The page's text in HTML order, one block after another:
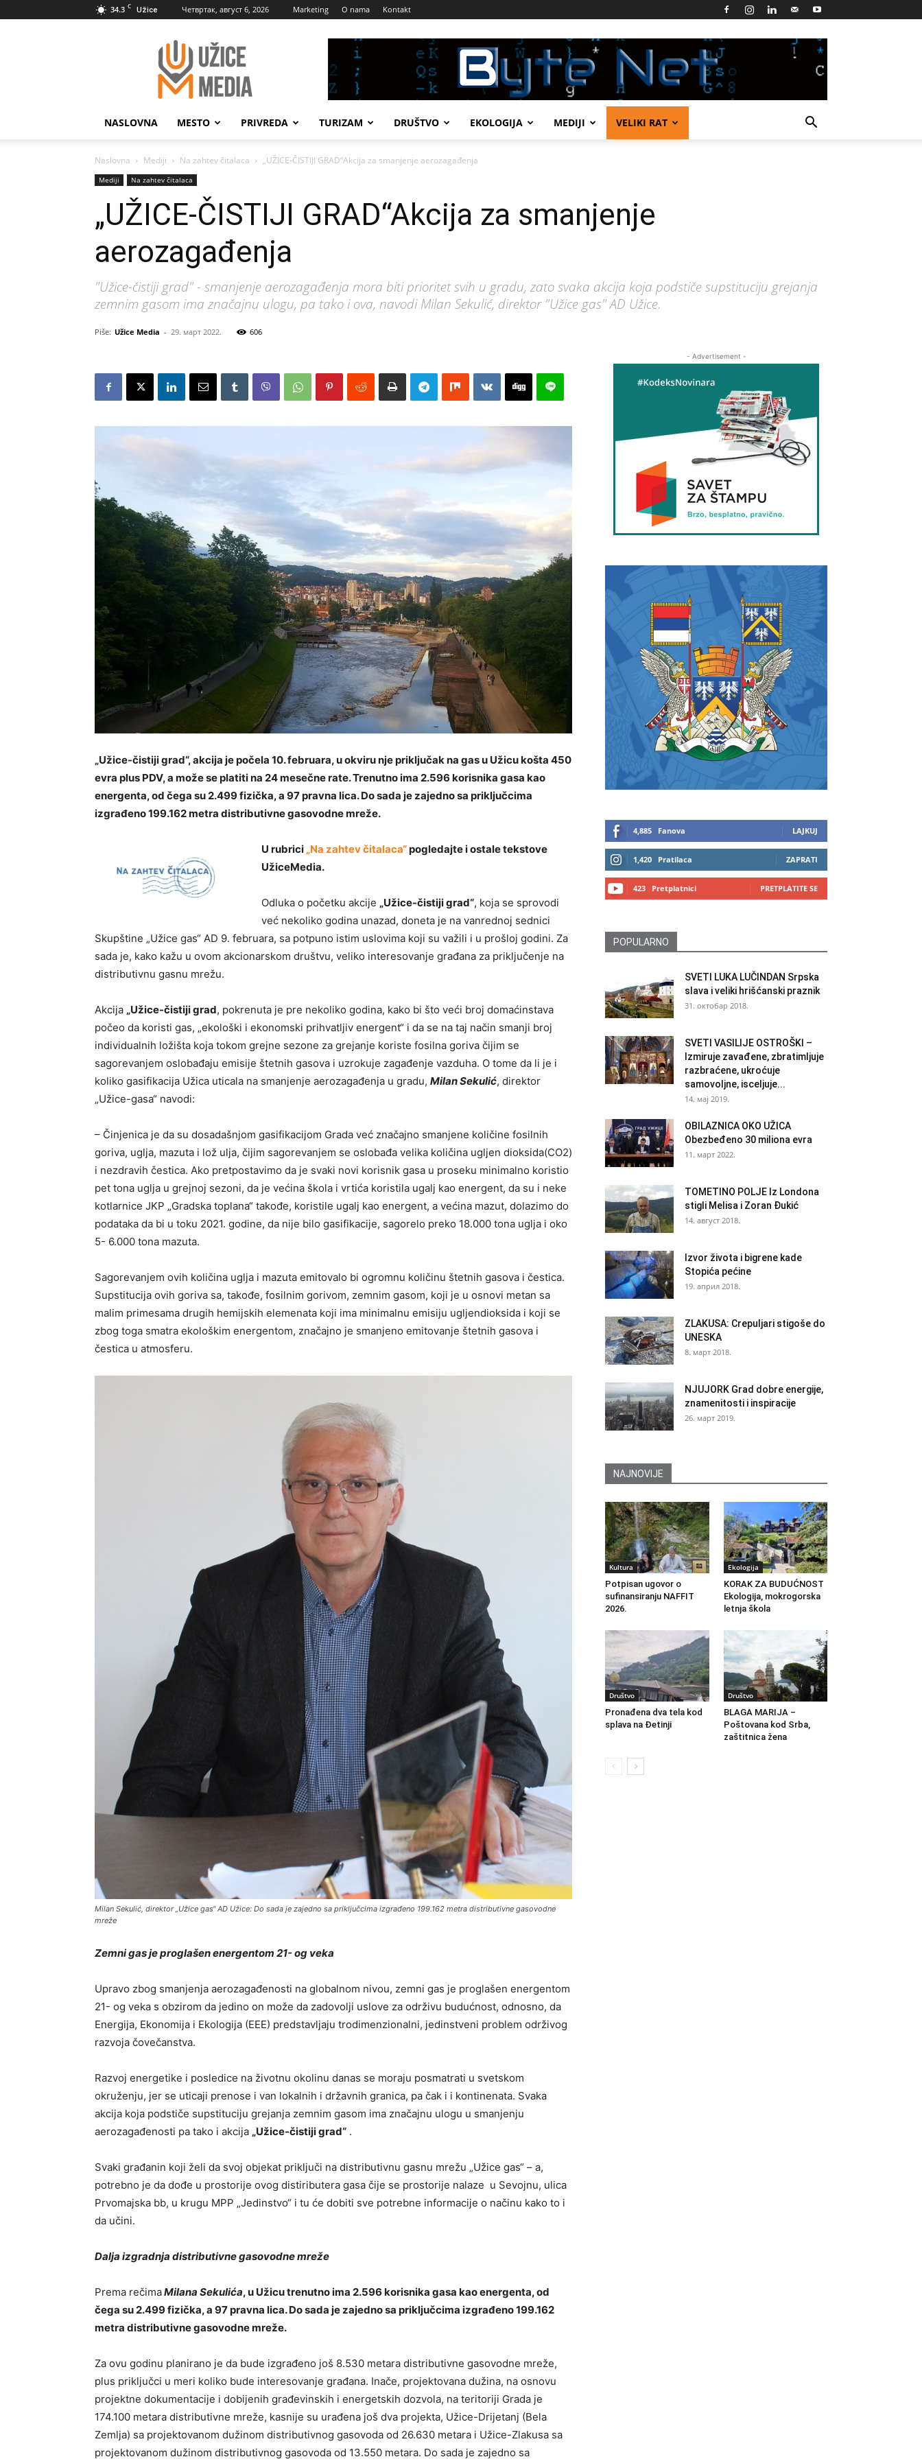
34.3 C Užice Четвртак, август 6, 2026 Marketing O nama Kontakt
UžiceMedia
NASLOVNA MESTO PRIVREDA TURIZAM DRUŠTVO EKOLOGIJA MEDIJI VELIKI RAT
Naslovna Mediji Na zahtev čitalaca „UŽICE-ČISTIJI GRAD“Akcija za smanjenje aerozagađenja
Mediji Na zahtev čitalaca
„UŽICE-ČISTIJI GRAD“Akcija za smanjenje
aerozagađenja
"Užice-čistiji grad" - smanjenje aerozagađenja mora biti prioritet svih u gradu, zato svaka akcija koja podstiče supstituciju grejanja
zemnim gasom ima značajnu ulogu, pa tako i ova, navodi Milan Sekulić, direktor "Užice gas" AD Užice.
Piše: Užice Media - 29. март 2022. 606
„Užice-čistiji grad“, akcija je počela 10. februara, u okviru nje priključak na gas u Užicu košta 450
evra plus PDV, a može se platiti na 24 mesečne rate. Trenutno ima 2.596 korisnika gasa kao
energenta, od čega su 2.499 fizička, a 97 pravna lica. Do sada je zajedno sa priključcima
izgrađeno 199.162 metra distributivne gasovodne mreže.
U rubrici „Na zahtev čitalaca“pogledajte i ostale tekstove
UžiceMedia.
Odluka o početku akcije „Užice-čistiji grad“, koja se sprovodi
već nekoliko godina unazad, doneta je na vanrednoj sednici
Skupštine „Užice gas“ AD 9. februara, sa potpuno istim uslovima koji su važili i u prošloj godini. Za
sada je, kako kažu u ovom akcionarskom društvu, veliko interesovanje građana za priključenje na
distributivnu gasnu mrežu.
Akcija „Užice-čistiji grad, pokrenuta je pre nekoliko godina, kako bi što veći broj domaćinstava
počeo da koristi gas, „ekološki i ekonomski prihvatljiv energent“ i da se na taj način smanji broj
individualnih ložišta koja tokom grejne sezone za grejanje koriste fosilna goriva čijim se
sagorevanjem oslobađaju emisije štetnih gasova i uzrokuje zagađenje vazduha. O tome da li je i
koliko gasifikacija Užica uticala na smanjenje aerozagađenja u gradu, Milan Sekulić, direktor
„Užice-gasa“ navodi:
– Činjenica je da su dosadašnjom gasifikacijom Grada već značajno smanjene količine fosilnih
goriva, uglja, mazuta i lož ulja, čijim sagorevanjem se oslobađa velika količina ugljen dioksida(CO2)
i nezdravih čestica. Ako pretpostavimo da je svaki novi korisnik gasa u proseku minimalno koristio
pet tona uglja u grejnoj sezoni, da je većina škola i vrtića koristila ugalj kao energent, da su i neke
kotlarnice JKP „Gradska toplana“ takođe, koristile ugalj kao energent, a većina mazut, dolazimo do
podataka da bi u toku 2021. godine, da nije bilo gasifikacije, sagorelo preko 18.000 tona uglja i oko
5- 6.000 tona mazuta.
Sagorevanjem ovih količina uglja i mazuta emitovalo bi ogromnu količinu štetnih gasova i čestica.
Supstitucija ovih goriva sa, takođe, fosilnim gorivom, zemnim gasom, koji je u osnovi metan sa
malim primesama drugih hemijskih elemenata koji ima minimalnu emisiju ugljendioksida i koji se
zbog toga smatra ekološkim energentom, značajno je smanjeno emitovanje štetnih gasova i
čestica u atmosferu.
Milan Sekulić, direktor „Užice gas“ AD Užice: Do sada je zajedno sa priključcima izgrađeno 199.162 metra distributivne gasovodne
mreže
Zemni gas je proglašen energentom 21- og veka
Upravo zbog smanjenja aerozagađenosti na globalnom nivou, zemni gas je proglašen energentom
21- og veka s obzirom da jedino on može da zadovolji uslove za održivu budućnost, odnosno, da
Energija, Ekonomija i Ekologija (EEE) predstavljaju trodimenzionalni, jedinstveni problem održivog
razvoja čovečanstva.
Razvoj energetike i posledice na životnu okolinu danas se moraju posmatrati u svetskom
okruženju, jer se uticaji prenose i van lokalnih i državnih granica, pa čak i i kontinenata. Svaka
akcija koja podstiče supstituciju grejanja zemnim gasom ima značajnu ulogu u smanjenju
aerozagađenosti pa tako i akcija „Užice-čistiji grad“ .
Svaki građanin koji želi da svoj objekat priključi na distributivnu gasnu mrežu „Užice gas“ – a,
potrebno je da dođe u prostorije ovog distiributera gasa čije se prostorije nalaze u Sevojnu, ulica
Prvomajska bb, u krugu MPP „Jedinstvo“ i tu će dobiti sve potrebne informacije o načinu kako to i
da učini.
Dalja izgradnja distributivne gasovodne mreže
Prema rečimaMilana Sekulića, u Užicu trenutno ima 2.596 korisnika gasa kao energenta, od
čega su 2.499 fizička, a 97 pravna lica. Do sada je zajedno sa priključcima izgrađeno 199.162
metra distributivne gasovodne mreže.
Za ovu godinu planirano je da bude izgrađeno još 8.530 metara distributivne gasovodne mreže,
plus priključci u meri koliko bude interesovanje građana. Inače, projektovana dužina, na osnovu
projektne dokumentacije i dobijenih građevinskih i energetskih dozvola, na teritoriji Grada je
174.100 metara distributivne mreže, kasnije su urađena još dva projekta, Užice-Drijetanj (Bela
Zemlja) sa projektovanom dužinom distributivnog gasovoda od 26.630 metara i Užice-Zlakusa sa
projektovanom dužinom distributivnog gasovoda od 13.550 metara. Do sada je zajedno sa
- Advertisement -
4,885 Fanova LAJKUJ
1,420 Pratilaca ZAPRATI
423 Pretplatnici PRETPLATITE SE
POPULARNO
SVETI LUKA LUČINDAN Srpska
slava i veliki hrišćanski praznik
31. октобар 2018.
SVETI VASILIJE OSTROŠKI –
Izmiruje zavađene, zbratimljuje
razbraćene, ukroćuje
samovoljne, isceljuje...
14. мај 2019.
OBILAZNICA OKO UŽICA
Obezbeđeno 30 miliona evra
11. март 2022.
TOMETINO POLJE Iz Londona
stigli Melisa i Zoran Đukić
14. август 2018.
Izvor života i bigrene kade
Stopića pećine
19. април 2018.
ZLAKUSA: Crepuljari stigoše do
UNESKA
8. март 2018.
NJUJORK Grad dobre energije,
znamenitosti i inspiracije
26. март 2019.
NAJNOVIJE
Kultura
Potpisan ugovor o
sufinansiranju NAFFIT
2026.
Ekologija
KORAK ZA BUDUĆNOST
Ekologija, mokrogorska
letnja škola
Društvo
Pronađena dva tela kod
splava na Đetinji
Društvo
BLAGA MARIJA –
Poštovana kod Srba,
zaštitnica žena